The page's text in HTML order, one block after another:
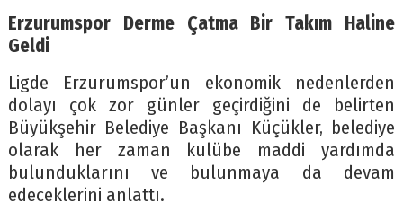
Erzurumspor Derme Çatma Bir Takım Haline
Geldi
Ligde Erzurumspor’un ekonomik nedenlerden
dolayı çok zor günler geçirdiğini de belirten
Büyükşehir Belediye Başkanı Küçükler, belediye
olarak her zaman kulübe maddi yardımda
bulunduklarını ve bulunmaya da devam
edeceklerini anlattı.